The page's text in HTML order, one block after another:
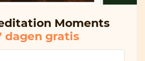
Moments
dagen gratis